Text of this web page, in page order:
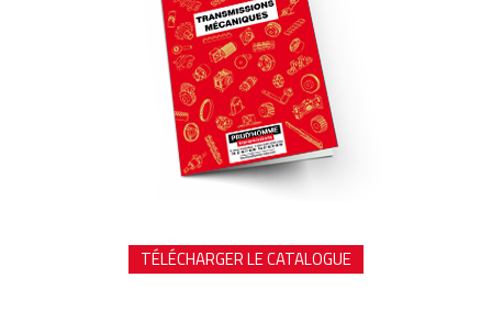
TÉLÉCHARGER LE CATALOGUE